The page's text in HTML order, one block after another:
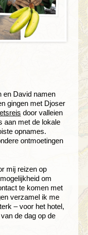
en David namen
gingen met Djoser
door valleien
aan met de lokale
opnames.
ontmoetingen
mij reizen op
om
te komen met
verzamel ik me
– voor het hotel,
de dag op de